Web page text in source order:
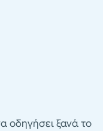
οδηγήσει ξανά το